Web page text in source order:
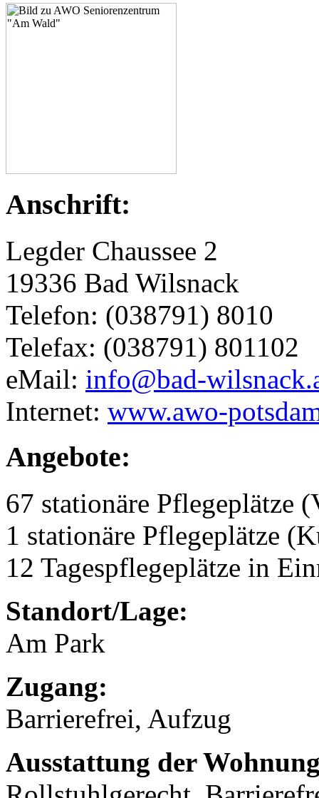
Anschrift:
Legder Chaussee 2
19336 Bad Wilsnack
Telefon: (038791) 8010
Telefax: (038791) 801102
eMail: info@bad-
Internet: www.awo-
Angebote:
67 stationäre Pflegeplätze
1 stationäre Pflegeplätze
12 Tagespflegeplätze in
Standort/Lage:
Am Park
Zugang:
Barrierefrei, Aufzug
Ausstattung der